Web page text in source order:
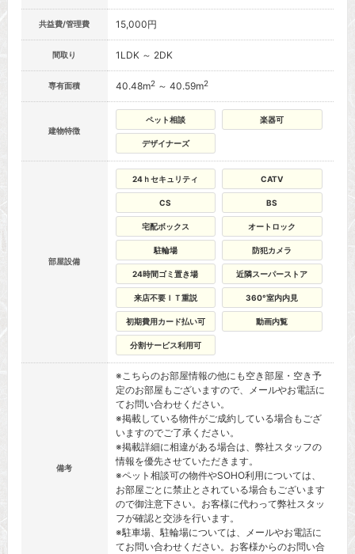
共益費/管理費 15,000円
間取り 1LDK ～ 2DK
専有面積 40.48m2～ 40.59m2
建物特徴
ペット相談 楽器可
デザイナーズ
部屋設備
24ｈセキュリティ CATV
CS BS
宅配ボックス オートロック
駐輪場 防犯カメラ
24時間ゴミ置き場 近隣スーパーストア
来店不要ＩＴ重説 360°室内内見
初期費用カード払い可 動画内覧
分割サービス利用可
備考
※こちらのお部屋情報の他にも空き部屋・空き予
定のお部屋もございますので、メールやお電話に
てお問い合わせください。
※掲載している物件がご成約している場合もござ
いますのでご了承ください。
※掲載詳細に相違がある場合は、弊社スタッフの
情報を優先させていただきます。
※ペット相談可の物件やSOHO利用については、
お部屋ごとに禁止とされている場合もございます
ので御注意下さい。お客様に代わって弊社スタッ
フが確認と交渉を行います。
※駐車場、駐輪場については、メールやお電話に
てお問い合わせください。お客様からのお問い合